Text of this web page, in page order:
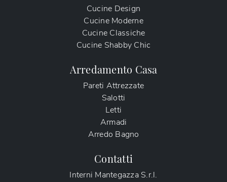
Cucine Design
Cucine Moderne
Cucine Classiche
Cucine Shabby Chic
Arredamento Casa
Pareti Attrezzate
Salotti
Letti
Armadi
Arredo Bagno
Contatti
Interni Mantegazza S.r.l.